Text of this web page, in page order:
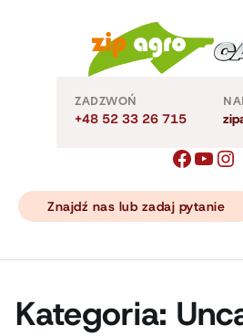
ZADZWOŃ
+48 52 33 26 715
Znajdź nas lub zadaj pytanie
Kategoria: